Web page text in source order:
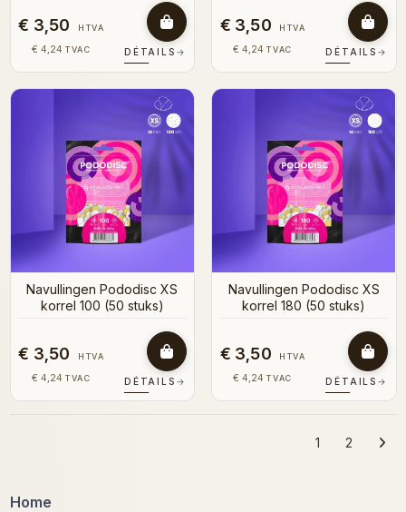
€ 3,50 HTVA
€ 4,24 TVAC DÉTAILS →
€ 3,50 HTVA
€ 4,24 TVAC DÉTAILS →
Navullingen Pododisc XS
korrel 100 (50 stuks)
€ 3,50 HTVA
€ 4,24 TVAC DÉTAILS →
Navullingen Pododisc XS
korrel 180 (50 stuks)
€ 3,50 HTVA
€ 4,24 TVAC DÉTAILS →
1 2
Home